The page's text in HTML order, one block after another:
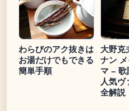
わらびのアク抜きは
お湯だけでもできる
簡単手順
大野克
ナン
マ – 歌
人気ヴ
全解説